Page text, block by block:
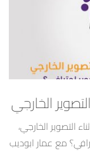
الخارجي
التصوير الخارجي،
مع عمار ابوديب